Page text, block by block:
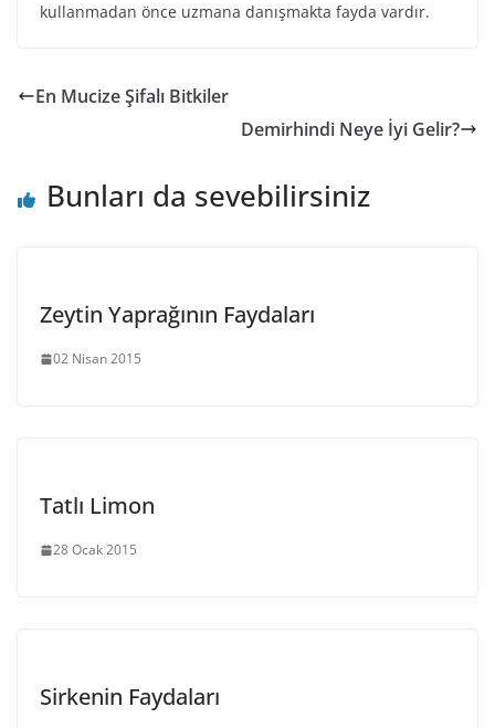
kullanmadan önce uzmana danışmakta fayda vardır.
En Mucize Şifalı Bitkiler
Demirhindi Neye İyi Gelir?
Bunları da sevebilirsiniz
Zeytin Yaprağının Faydaları
02 Nisan 2015
Tatlı Limon
28 Ocak 2015
Sirkenin Faydaları